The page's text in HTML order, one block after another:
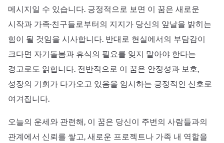
메시지일 수 있습니다. 긍정적으로 보면 이 꿈은 새로운
시작과 가족·친구들로부터의 지지가 당신의 앞날을 밝히는
힘이 될 것임을 시사합니다. 반대로 현실에서의 부담감이
크다면 자기돌봄과 휴식의 필요를 잊지 말아야 한다는
경고로도 읽힙니다. 전반적으로 이 꿈은 안정성과 보호,
성장의 기회가 다가오고 있음을 암시하는 긍정적인 신호로
여겨집니다.
오늘의 운세와 관련해, 이 꿈은 당신이 주변의 사람들과의
관계에서 신뢰를 쌓고, 새로운 프로젝트나 가족 내 역할을